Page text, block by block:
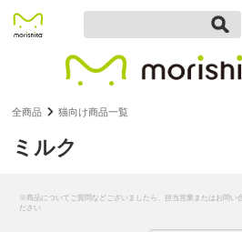
全商品 猫向け商品一覧
ミルク